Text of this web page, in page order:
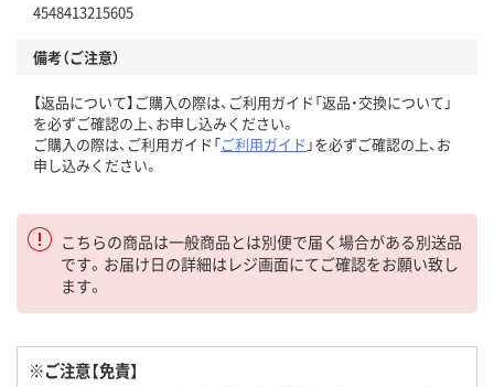
4548413215605
備考（ご注意）
【返品について】ご購入の際は、ご利用ガイド「返品・交換について」
を必ずご確認の上、お申し込みください。
ご購入の際は、ご利用ガイド「ご利用ガイド 」を必ずご確認の上、お
申し込みください。
こちらの商品は一般商品とは別便で届く場合がある別送品
です。お届け日の詳細はレジ画面にてご確認をお願い致し
ます。
※ご注意【免責】